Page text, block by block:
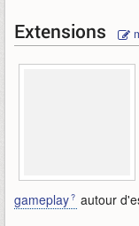
Extensions
gameplay
autour